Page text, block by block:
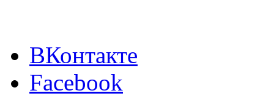
ВКонтакте
Facebook